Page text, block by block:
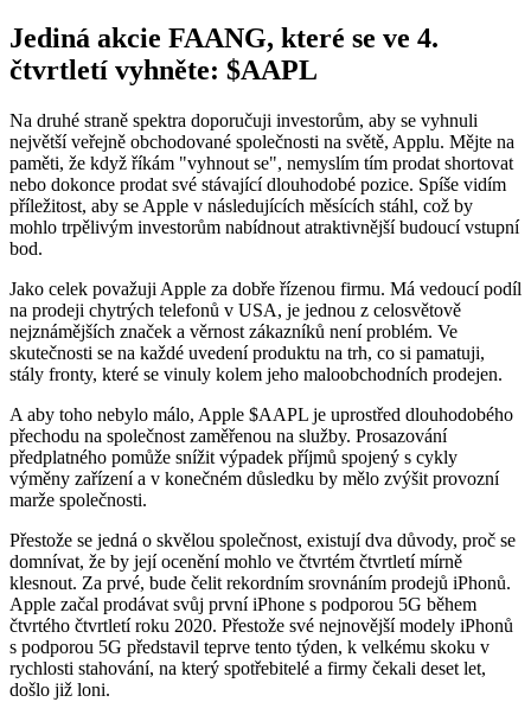
Jediná akcie FAANG, které se ve 4.
čtvrtletí vyhněte: $AAPL
Na druhé straně spektra doporučuji investorům, aby se vyhnuli
největší veřejně obchodované společnosti na světě, Applu. Mějte na
paměti, že když říkám "vyhnout se", nemyslím tím prodat shortovat
nebo dokonce prodat své stávající dlouhodobé pozice. Spíše vidím
příležitost, aby se Apple v následujících měsících stáhl, což by
mohlo trpělivým investorům nabídnout atraktivnější budoucí vstupní
bod.
Jako celek považuji Apple za dobře řízenou firmu. Má vedoucí podíl
na prodeji chytrých telefonů v USA, je jednou z celosvětově
nejznámějších značek a věrnost zákazníků není problém. Ve
skutečnosti se na každé uvedení produktu na trh, co si pamatuji,
stály fronty, které se vinuly kolem jeho maloobchodních prodejen.
A aby toho nebylo málo, Apple $AAPL je uprostřed dlouhodobého
přechodu na společnost zaměřenou na služby. Prosazování
předplatného pomůže snížit výpadek příjmů spojený s cykly
výměny zařízení a v konečném důsledku by mělo zvýšit provozní
marže společnosti.
Přestože se jedná o skvělou společnost, existují dva důvody, proč se
domnívat, že by její ocenění mohlo ve čtvrtém čtvrtletí mírně
klesnout. Za prvé, bude čelit rekordním srovnáním prodejů iPhonů.
Apple začal prodávat svůj první iPhone s podporou 5G během
čtvrtého čtvrtletí roku 2020. Přestože své nejnovější modely iPhonů
s podporou 5G představil teprve tento týden, k velkému skoku v
rychlosti stahování, na který spotřebitelé a firmy čekali deset let,
došlo již loni.